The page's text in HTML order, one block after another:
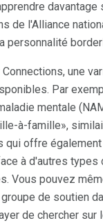
davantage
de l'Alliance
personnalité
Connections, une
Par
mentale
à-famille»,
qui offre
à d'autres types
Vous pouvez
de soutien
de chercher sur